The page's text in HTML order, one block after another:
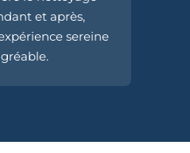
et après,
sereine